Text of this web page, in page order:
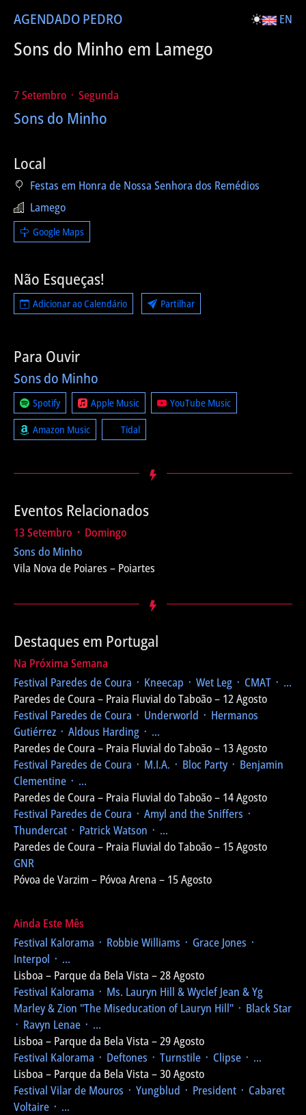
AGENDADO PEDRO EN
Sons do Minho em Lamego
7 Setembro ᛫ Segunda
Sons do Minho
Local
Festas em Honra de Nossa Senhora dos Remédios
Lamego
Google Maps
Não Esqueças!
Adicionar ao Calendário Partilhar
Para Ouvir
Sons do Minho
Spotify Apple Music YouTube Music
Amazon Music Tidal
Eventos Relacionados
13 Setembro ᛫ Domingo
Sons do Minho
Vila Nova de Poiares – Poiartes
Destaques em Portugal
Na Próxima Semana
Festival Paredes de Coura ᛫ Kneecap ᛫ Wet Leg ᛫ CMAT ᛫ ...
Paredes de Coura – Praia Fluvial do Taboão – 12 Agosto
Festival Paredes de Coura ᛫ Underworld ᛫ Hermanos
Gutiérrez ᛫ Aldous Harding ᛫ ...
Paredes de Coura – Praia Fluvial do Taboão – 13 Agosto
Festival Paredes de Coura ᛫ M.I.A. ᛫ Bloc Party ᛫ Benjamin
Clementine ᛫ ...
Paredes de Coura – Praia Fluvial do Taboão – 14 Agosto
Festival Paredes de Coura ᛫ Amyl and the Sniffers ᛫
Thundercat ᛫ Patrick Watson ᛫ ...
Paredes de Coura – Praia Fluvial do Taboão – 15 Agosto
GNR
Póvoa de Varzim – Póvoa Arena – 15 Agosto
Ainda Este Mês
Festival Kalorama ᛫ Robbie Williams ᛫ Grace Jones ᛫
Interpol ᛫ ...
Lisboa – Parque da Bela Vista – 28 Agosto
Festival Kalorama ᛫ Ms. Lauryn Hill & Wyclef Jean & Yg
Marley & Zion "The Miseducation of Lauryn Hill" ᛫ Black Star
᛫ Ravyn Lenae ᛫ ...
Lisboa – Parque da Bela Vista – 29 Agosto
Festival Kalorama ᛫ Deftones ᛫ Turnstile ᛫ Clipse ᛫ ...
Lisboa – Parque da Bela Vista – 30 Agosto
Festival Vilar de Mouros ᛫ Yungblud ᛫ President ᛫ Cabaret
Voltaire ᛫ ...